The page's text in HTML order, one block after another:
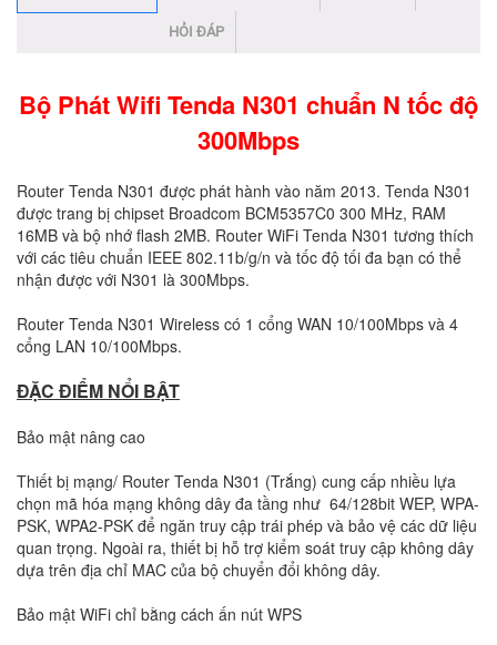
HỎI ĐÁP
Bộ Phát Wifi Tenda N301 chuẩn N tốc độ
300Mbps
Router Tenda N301 được phát hành vào năm 2013. Tenda N301
được trang bị chipset Broadcom BCM5357C0 300 MHz, RAM
16MB và bộ nhớ flash 2MB. Router WiFi Tenda N301 tương thích
với các tiêu chuẩn IEEE 802.11b/g/n và tốc độ tối đa bạn có thể
nhận được với N301 là 300Mbps.
Router Tenda N301 Wireless có 1 cổng WAN 10/100Mbps và 4
cổng LAN 10/100Mbps.
ĐẶC ĐIỂM NỔI BẬT
Bảo mật nâng cao
Thiết bị mạng/ Router Tenda N301 (Trắng) cung cấp nhiều lựa
chọn mã hóa mạng không dây đa tầng như 64/128bit WEP, WPA-
PSK, WPA2-PSK để ngăn truy cập trái phép và bảo vệ các dữ liệu
quan trọng. Ngoài ra, thiết bị hỗ trợ kiểm soát truy cập không dây
dựa trên địa chỉ MAC của bộ chuyển đổi không dây.
Bảo mật WiFi chỉ bằng cách ấn nút WPS